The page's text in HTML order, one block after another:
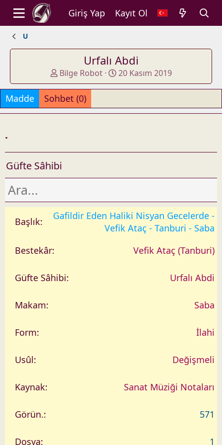
Giriş Yap Kayıt Ol
U
Urfalı Abdi
A
d
d
e
d
Bilge Robot
O
l
ş
t
u
u
t
a
20 Kasım 2019
Madde Sohbet (0)
.
Güfte Sâhibi
Gafildir Eden Haliki Nisyan Gecelerde -
Vefik Ataç - Tanburi - Saba
Vefik Ataç (Tanburi)
Urfalı Abdi
Saba
İlahi
Değişmeli
Sanat Müziği Notaları
571
1